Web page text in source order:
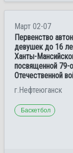
Март 02-07
Первенство
девушек до 16
Ханты-
посвященной 79-
Отечественной
г.Нефтеюганск
Баскетбол